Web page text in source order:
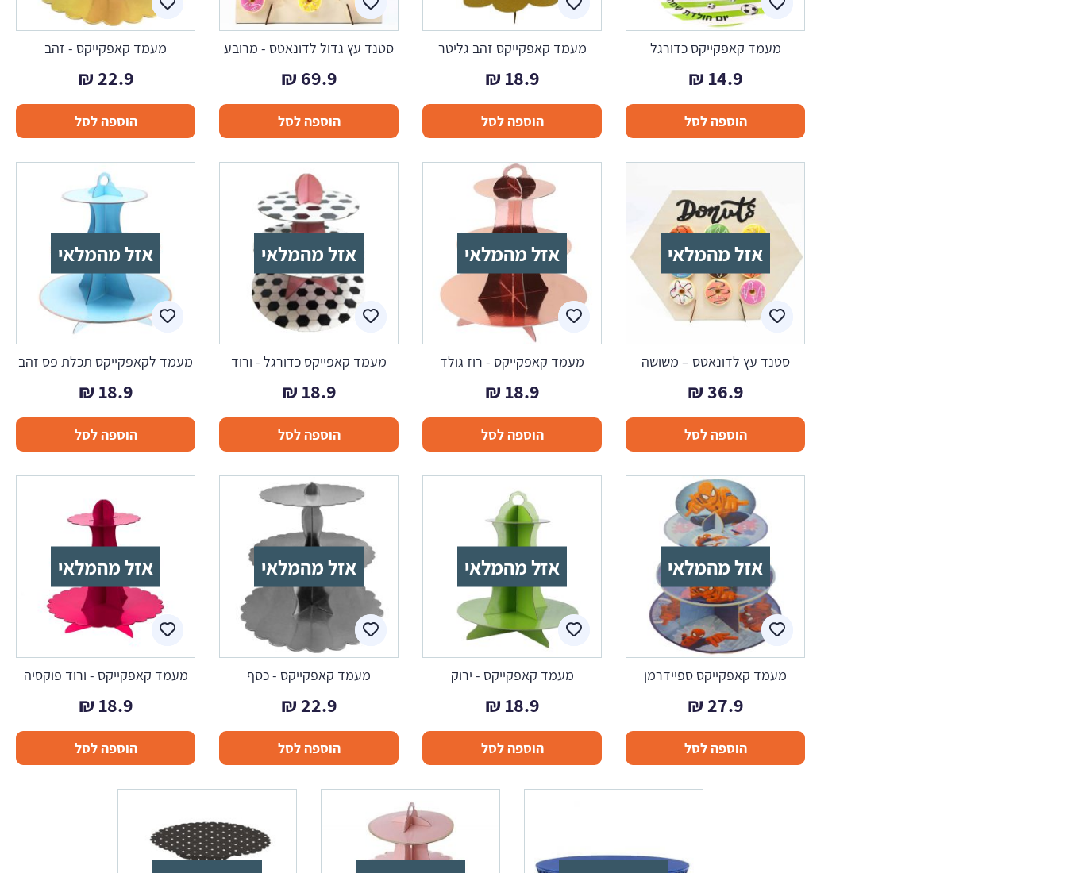
מעמד קאפקייקס כדורגל
14.9
₪
הוספה לסל
מעמד קאפקייקס זהב גליטר
18.9
₪
הוספה לסל
סטנד עץ גדול לדונאטס - מרובע
69.9
₪
הוספה לסל
מעמד קאפקייקס - זהב
22.9
₪
הוספה לסל
אזל מהמלאי
סטנד עץ לדונאטס – משושה
36.9
₪
הוספה לסל
אזל מהמלאי
מעמד קאפקייקס - רוז גולד
18.9
₪
הוספה לסל
אזל מהמלאי
מעמד קאפייקס כדורגל - ורוד
18.9
₪
הוספה לסל
אזל מהמלאי
מעמד לקאפקייקס תכלת פס זהב
18.9
₪
הוספה לסל
אזל מהמלאי
מעמד קאפקייקס ספיידרמן
27.9
₪
הוספה לסל
אזל מהמלאי
מעמד קאפקייקס - ירוק
18.9
₪
הוספה לסל
אזל מהמלאי
מעמד קאפקייקס - כסף
22.9
₪
הוספה לסל
אזל מהמלאי
מעמד קאפקייקס - ורוד פוקסיה
18.9
₪
הוספה לסל